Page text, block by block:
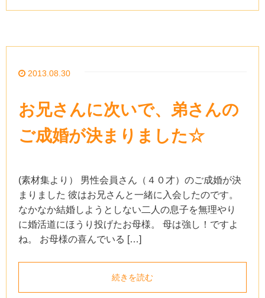
2013.08.30
お兄さんに次いで、弟さんの
ご成婚が決まりました☆
(素材集より） 男性会員さん（４０才）のご成婚が決
まりました 彼はお兄さんと一緒に入会したのです。
なかなか結婚しようとしない二人の息子を無理やり
に婚活道にほうり投げたお母様。 母は強し！ですよ
ね。 お母様の喜んでいる […]
続きを読む